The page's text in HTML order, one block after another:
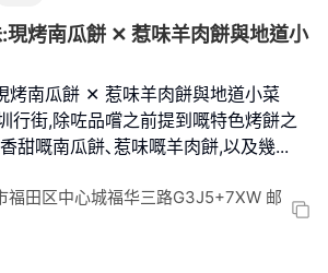
現烤南瓜餅 ✕ 惹味羊肉餅與地道小
烤南瓜餅 ✕ 惹味羊肉餅與地道小菜
行街,除咗品嚐之前提到嘅特色烤餅之
甜嘅南瓜餅､惹味嘅羊肉餅,以及幾...
福田区中心城福华三路G3J5+7XW 邮